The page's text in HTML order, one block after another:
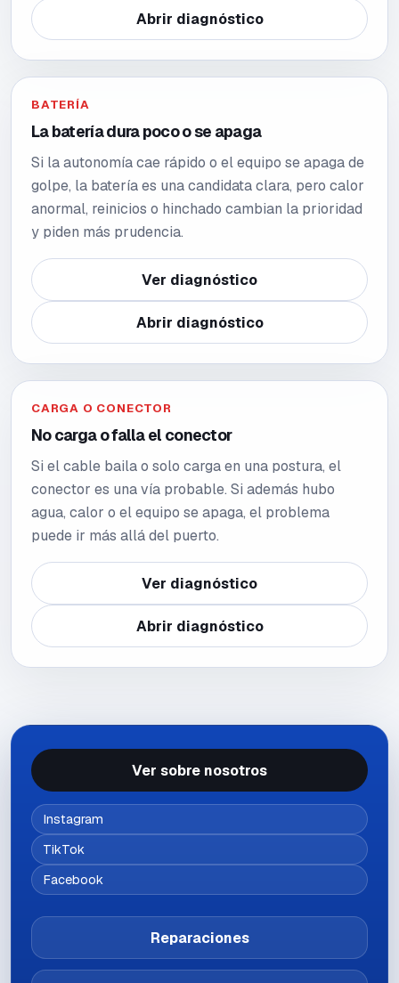
Abrir diagnóstico
BATERÍA
La batería dura poco o se apaga
Si la autonomía cae rápido o el equipo se apaga de
golpe, la batería es una candidata clara, pero calor
anormal, reinicios o hinchado cambian la prioridad
y piden más prudencia.
Ver diagnóstico
Abrir diagnóstico
CARGA O CONECTOR
No carga o falla el conector
Si el cable baila o solo carga en una postura, el
conector es una vía probable. Si además hubo
agua, calor o el equipo se apaga, el problema
puede ir más allá del puerto.
Ver diagnóstico
Abrir diagnóstico
Ver sobre nosotros
Instagram
TikTok
Facebook
Reparaciones